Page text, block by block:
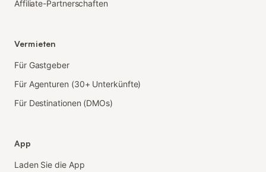
Affiliate-Partnerschaften
Vermieten
Für Gastgeber
Für Agenturen (30+ Unterkünfte)
Für Destinationen (DMOs)
App
Laden Sie die App